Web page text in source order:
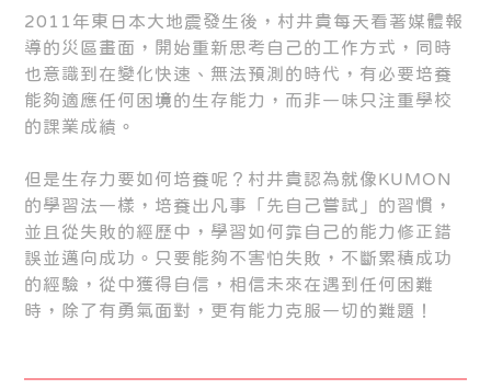
2011年東日本大地震發生後，村井貴每天看著媒體報
導的災區畫面，開始重新思考自己的工作方式，同時
也意識到在變化快速、無法預測的時代，有必要培養
能夠適應任何困境的生存能力，而非一味只注重學校
的課業成績。
但是生存力要如何培養呢？村井貴認為就像KUMON
的學習法一樣，培養出凡事「先自己嘗試」的習慣，
並且從失敗的經歷中，學習如何靠自己的能力修正錯
誤並邁向成功。只要能夠不害怕失敗，不斷累積成功
的經驗，從中獲得自信，相信未來在遇到任何困難
時，除了有勇氣面對，更有能力克服一切的難題！